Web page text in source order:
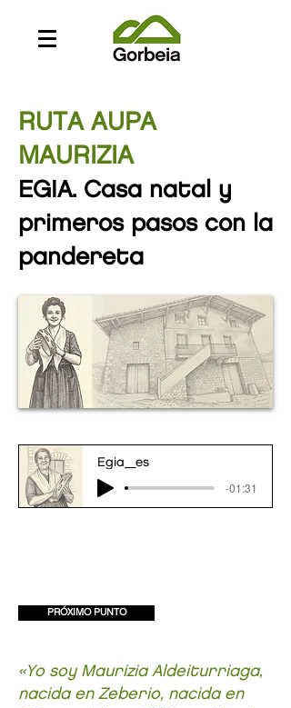
RUTA AUPA
MAURIZIA
EGIA. Casa natal y
primeros pasos con la
pandereta
Egia_es
-01:31
PRÓXIMO PUNTO
«Yo soy Maurizia Aldeiturriaga,
nacida en Zeberio, nacida en